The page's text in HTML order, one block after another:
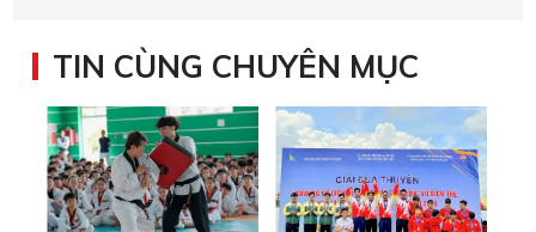
TIN CÙNG CHUYÊN MỤC